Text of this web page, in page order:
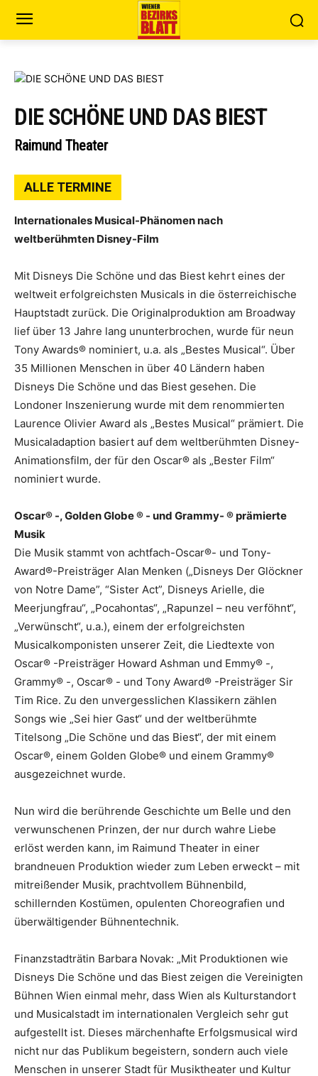
DIE SCHÖNE UND DAS BIEST
Raimund Theater
ALLE TERMINE
Internationales Musical-Phänomen nach
weltberühmten Disney-Film
Mit Disneys Die Schöne und das Biest kehrt eines der
weltweit erfolgreichsten Musicals in die österreichische
Hauptstadt zurück. Die Originalproduktion am Broadway
lief über 13 Jahre lang ununterbrochen, wurde für neun
Tony Awards® nominiert, u.a. als „Bestes Musical“. Über
35 Millionen Menschen in über 40 Ländern haben
Disneys Die Schöne und das Biest gesehen. Die
Londoner Inszenierung wurde mit dem renommierten
Laurence Olivier Award als „Bestes Musical“ prämiert. Die
Musicaladaption basiert auf dem weltberühmten Disney-
Animationsfilm, der für den Oscar® als „Bester Film“
nominiert wurde.
Oscar® -, Golden Globe ® - und Grammy- ® prämierte
Musik
Die Musik stammt von achtfach-Oscar®- und Tony-
Award®-Preisträger Alan Menken („Disneys Der Glöckner
von Notre Dame”, “Sister Act”, Disneys Arielle, die
Meerjungfrau“, „Pocahontas“, „Rapunzel – neu verföhnt“,
„Verwünscht“, u.a.), einem der erfolgreichsten
Musicalkomponisten unserer Zeit, die Liedtexte von
Oscar® -Preisträger Howard Ashman und Emmy® -,
Grammy® -, Oscar® - und Tony Award® -Preisträger Sir
Tim Rice. Zu den unvergesslichen Klassikern zählen
Songs wie „Sei hier Gast“ und der weltberühmte
Titelsong „Die Schöne und das Biest“, der mit einem
Oscar®, einem Golden Globe® und einem Grammy®
ausgezeichnet wurde.
Nun wird die berührende Geschichte um Belle und den
verwunschenen Prinzen, der nur durch wahre Liebe
erlöst werden kann, im Raimund Theater in einer
brandneuen Produktion wieder zum Leben erweckt – mit
mitreißender Musik, prachtvollem Bühnenbild,
schillernden Kostümen, opulenten Choreografien und
überwältigender Bühnentechnik.
Finanzstadträtin Barbara Novak: „Mit Produktionen wie
Disneys Die Schöne und das Biest zeigen die Vereinigten
Bühnen Wien einmal mehr, dass Wien als Kulturstandort
und Musicalstadt im internationalen Vergleich sehr gut
aufgestellt ist. Dieses märchenhafte Erfolgsmusical wird
nicht nur das Publikum begeistern, sondern auch viele
Menschen in unserer Stadt für Musiktheater und Kultur